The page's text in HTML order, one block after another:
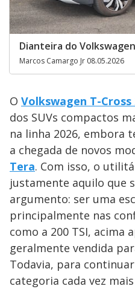
Dianteira do
Marcos Camargo Jr 08.05.2026
O Volkswagen T-Cross
dos SUVs compactos
na linha 2026, embora
a chegada de novos
Tera. Com isso, o
justamente aquilo que
argumento: ser uma
principalmente nas
como a 200 TSI, acima
geralmente vendida
Todavia, para
categoria cada vez